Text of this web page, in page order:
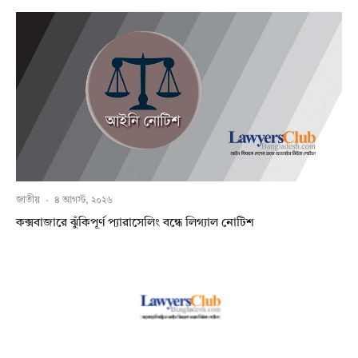
জাতীয় · ৪ আগস্ট, ২০২৬
কক্সবাজারে ঝুঁকিপূর্ণ প্যারাসেলিং বন্ধে লিগ্যাল নোটিশ